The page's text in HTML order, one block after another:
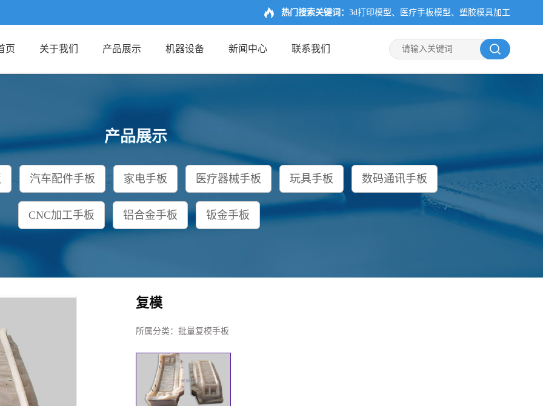
热门搜索关键词：3d打印模型 医疗手板模型 塑胶模具加工
页 关于我们 产品展示 机器设备 新闻中心 联系我们
产品展示
汽车配件手板 家电手板 医疗器械手板 玩具手板 数码通讯手板
CNC加工手板 铝合金手板 钣金手板
复模
所属分类： 批量复模手板